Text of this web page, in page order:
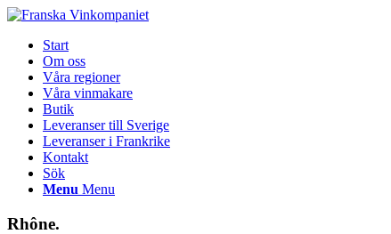
Start
Om oss
Våra regioner
Våra vinmakare
Butik
Leveranser till Sverige
Leveranser i Frankrike
Kontakt
Sök
Menu Menu
Rhône.